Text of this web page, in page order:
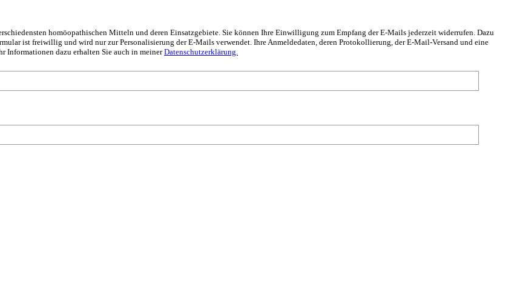
homöopathischen Mitteln und deren Einsatzgebiete. Sie können Ihre Einwilligung zum Empfang der E-Mails jederzeit widerrufen. Dazu
ist freiwillig und wird nur zur Personalisierung der E-Mails verwendet. Ihre Anmeldedaten, deren Protokollierung, der E-Mail-Versand und eine
Informationen dazu erhalten Sie auch in meinerDatenschutzerklärung.